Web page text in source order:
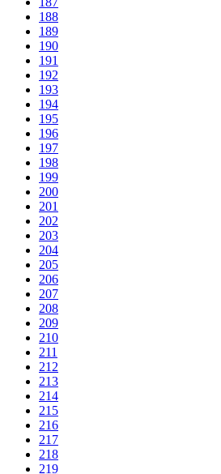
188
189
190
191
192
193
194
195
196
197
198
199
200
201
202
203
204
205
206
207
208
209
210
211
212
213
214
215
216
217
218
219